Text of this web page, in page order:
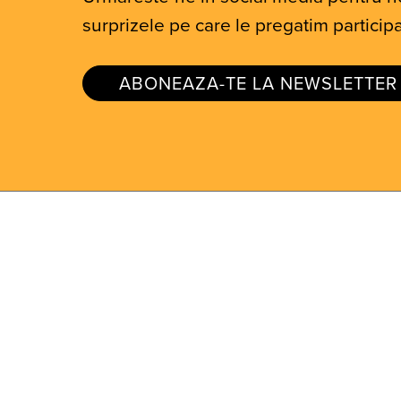
surprizele pe care le pregatim
ABONEAZA-TE LA NEWSLETTER